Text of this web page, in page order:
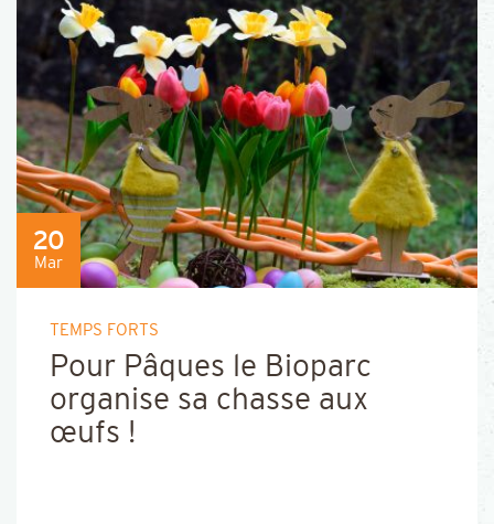
20
Mar
TEMPS FORTS
Pour Pâques le Bioparc
organise sa chasse aux
œufs !